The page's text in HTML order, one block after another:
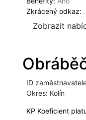
Zkrácený odkaz:
Zobrazit
ID
Okres: Kolín
KP Koeficient